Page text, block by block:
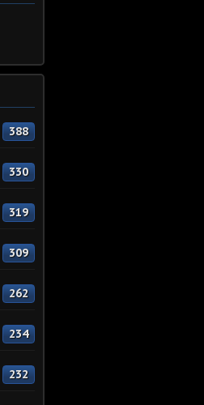
388
330
319
309
262
234
232